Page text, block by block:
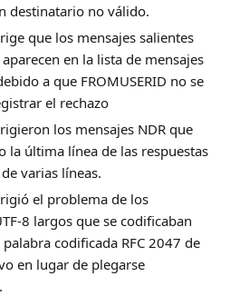
destinatario no válido.
que los mensajes salientes
en la lista de mensajes
a que FROMUSERID no se
el rechazo
los mensajes NDR que
la última línea de las respuestas
varias líneas.
el problema de los
8 largos que se codificaban
codificada RFC 2047 de
en lugar de plegarse